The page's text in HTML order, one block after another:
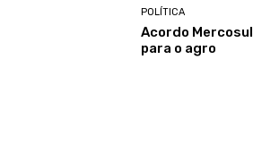
POLÍTICA
Acordo
para o agro